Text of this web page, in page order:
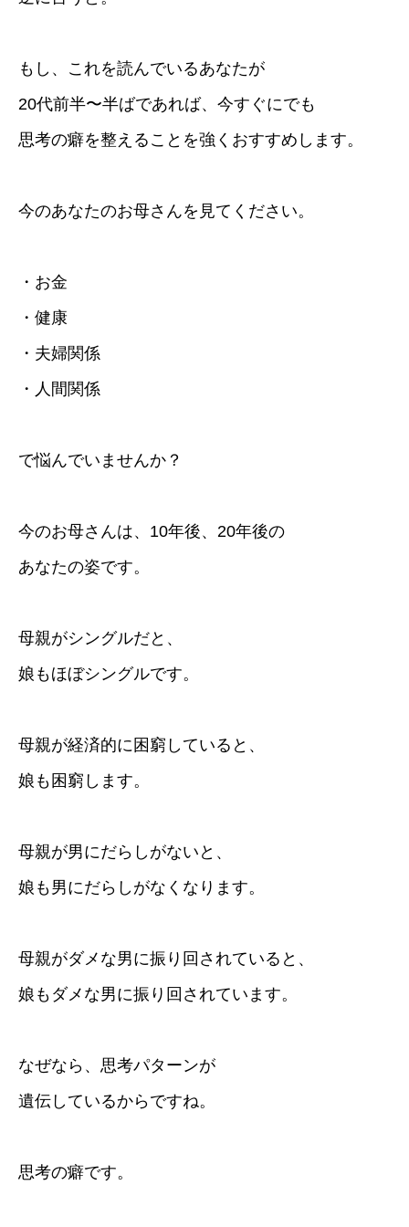
もし、これを読んでいるあなたが
20代前半〜半ばであれば、今すぐにでも
思考の癖を整えることを強くおすすめします。
今のあなたのお母さんを見てください。
・お金
・健康
・夫婦関係
・人間関係
で悩んでいませんか？
今のお母さんは、10年後、20年後の
あなたの姿です。
母親がシングルだと、
娘もほぼシングルです。
母親が経済的に困窮していると、
娘も困窮します。
母親が男にだらしがないと、
娘も男にだらしがなくなります。
母親がダメな男に振り回されていると、
娘もダメな男に振り回されています。
なぜなら、思考パターンが
遺伝しているからですね。
思考の癖です。